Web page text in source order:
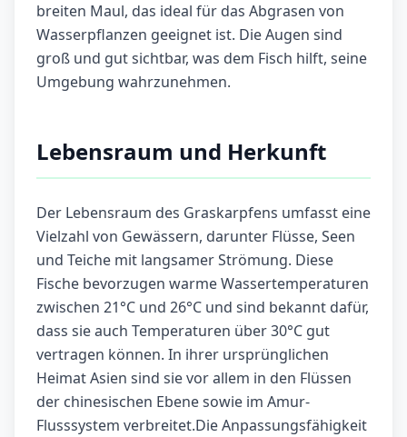
breiten Maul, das ideal für das Abgrasen von
Wasserpflanzen geeignet ist. Die Augen sind
groß und gut sichtbar, was dem Fisch hilft, seine
Umgebung wahrzunehmen.
Lebensraum und Herkunft
Der Lebensraum des Graskarpfens umfasst eine
Vielzahl von Gewässern, darunter Flüsse, Seen
und Teiche mit langsamer Strömung. Diese
Fische bevorzugen warme Wassertemperaturen
zwischen 21°C und 26°C und sind bekannt dafür,
dass sie auch Temperaturen über 30°C gut
vertragen können. In ihrer ursprünglichen
Heimat Asien sind sie vor allem in den Flüssen
der chinesischen Ebene sowie im Amur-
Flusssystem verbreitet.Die Anpassungsfähigkeit